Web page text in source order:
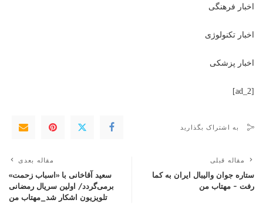
اخبار فرهنگی
اخبار تکنولوژی
اخبار پزشکی
[ad_2]
به اشتراک بگذارید
مقاله قبلی
ستاره جوان والیبال ایران به کما
رفت – مهتاب من
مقاله بعدی
سعید آقاخانی با «اسباب زحمت»
برمی‌گردد/ اولین سریال رمضانی
تلویزیون اشکار شد_مهتاب من